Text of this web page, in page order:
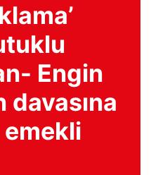
Engin
emekli